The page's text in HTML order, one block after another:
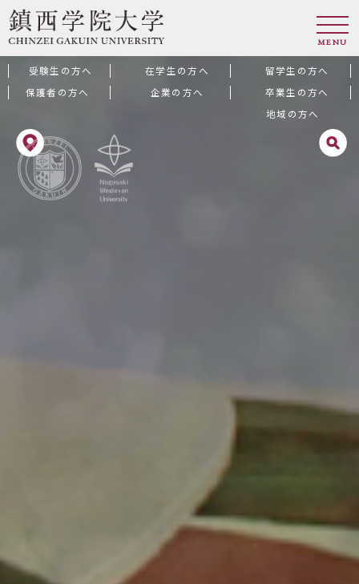
MENU
受験生の方へ 在学生の方へ
留学生の方へ
保護者の方へ
企業の方へ
卒業生の方へ
地域の方へ